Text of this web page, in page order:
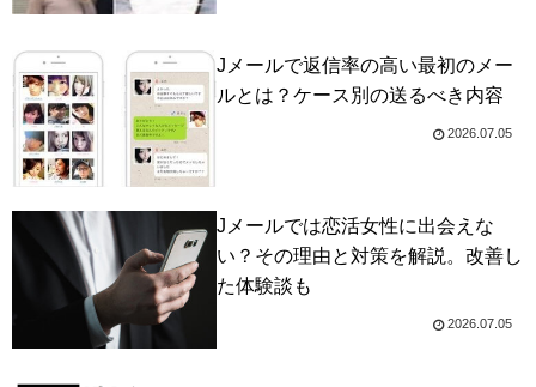
Jメールで返信率の高い最初のメー
ルとは？ケース別の送るべき内容
2026.07.05
Jメールでは恋活女性に出会えな
い？その理由と対策を解説。改善し
た体験談も
2026.07.05